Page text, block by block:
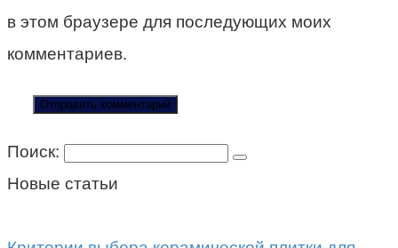
в этом браузере для последующих моих
комментариев.
Поиск:
Новые статьи